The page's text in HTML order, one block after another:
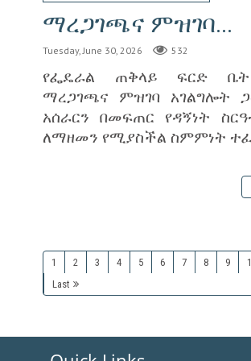
ማረጋገጫና ምዝገባ...
Tuesday, June 30, 2026 532
‎የፌዴራል ጠቅላይ ፍርድ ቤት
ማረጋገጫና ምዝገባ አገልግሎት
አሰራርን በመፍጠር የዳኝነት
ለማዘመን የሚያስችል ስምምነት
1 2 3 4 5 6 7 8 9
Last